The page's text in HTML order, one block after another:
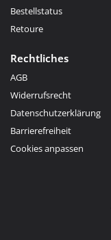
Bestellstatus
Retoure
Rechtliches
AGB
Widerrufsrecht
Datenschutzerklärung
Barrierefreiheit
Cookies anpassen